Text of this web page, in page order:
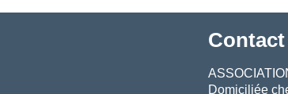
Contact
Domiciliée